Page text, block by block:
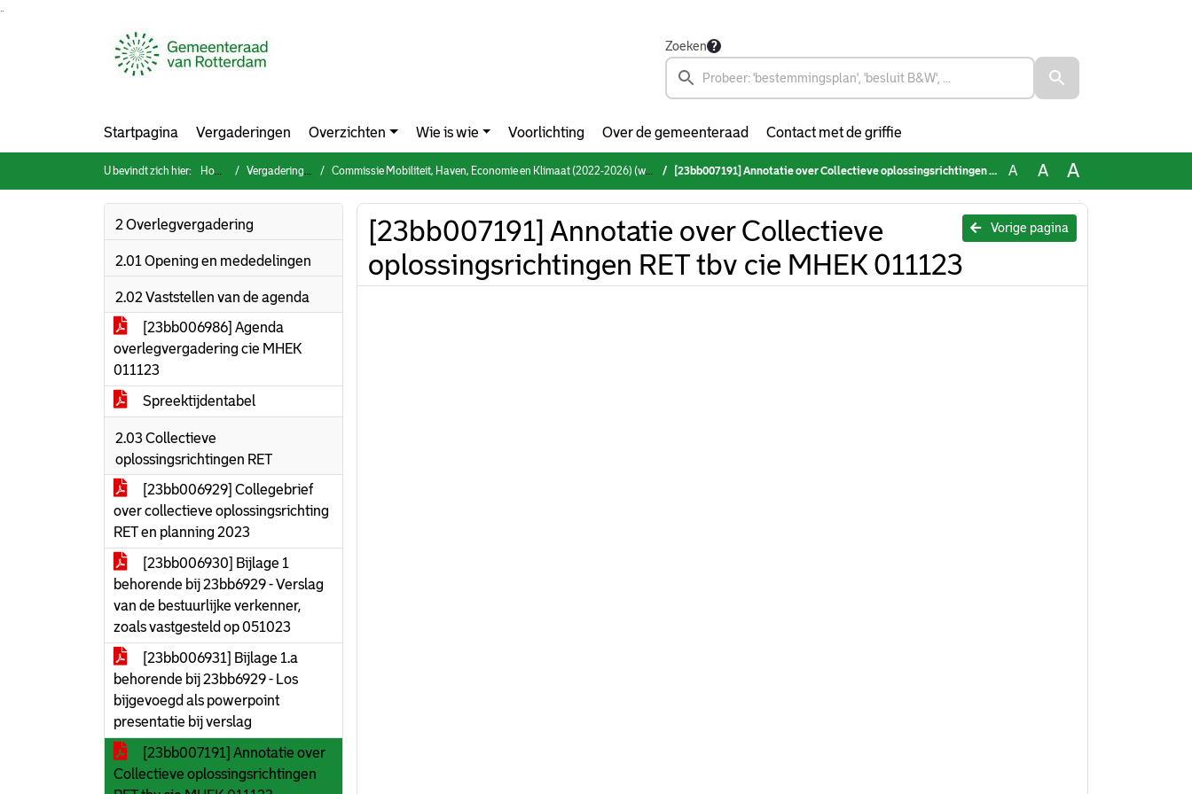
Zoeken
Startpagina Vergaderingen Overzichten Wie is wie Voorlichting Over de gemeenteraad Contact met de griffie
U bevindt zich hier: Home Vergaderingen Commissie Mobiliteit, Haven, Economie en Klimaat (2022-2026) (woensdag 1 november 2023) [23bb007191] Annotatie over Collectieve oplossingsrichtingen RET tbv cie MHEK 011123 A A A
2 Overlegvergadering
2.01 Opening en mededelingen
2.02 Vaststellen van de agenda
[23bb006986] Agenda
overlegvergadering cie MHEK
011123
Spreektijdentabel
2.03 Collectieve
oplossingsrichtingen RET
[23bb006929] Collegebrief
over collectieve oplossingsrichting
RET en planning 2023
[23bb006930] Bijlage 1
behorende bij 23bb6929 - Verslag
van de bestuurlijke verkenner,
zoals vastgesteld op 051023
[23bb006931] Bijlage 1.a
behorende bij 23bb6929 - Los
bijgevoegd als powerpoint
presentatie bij verslag
[23bb007191] Annotatie over
Collectieve oplossingsrichtingen
Vorige pagina
[23bb007191] Annotatie over Collectieve
oplossingsrichtingen RET tbv cie MHEK 011123